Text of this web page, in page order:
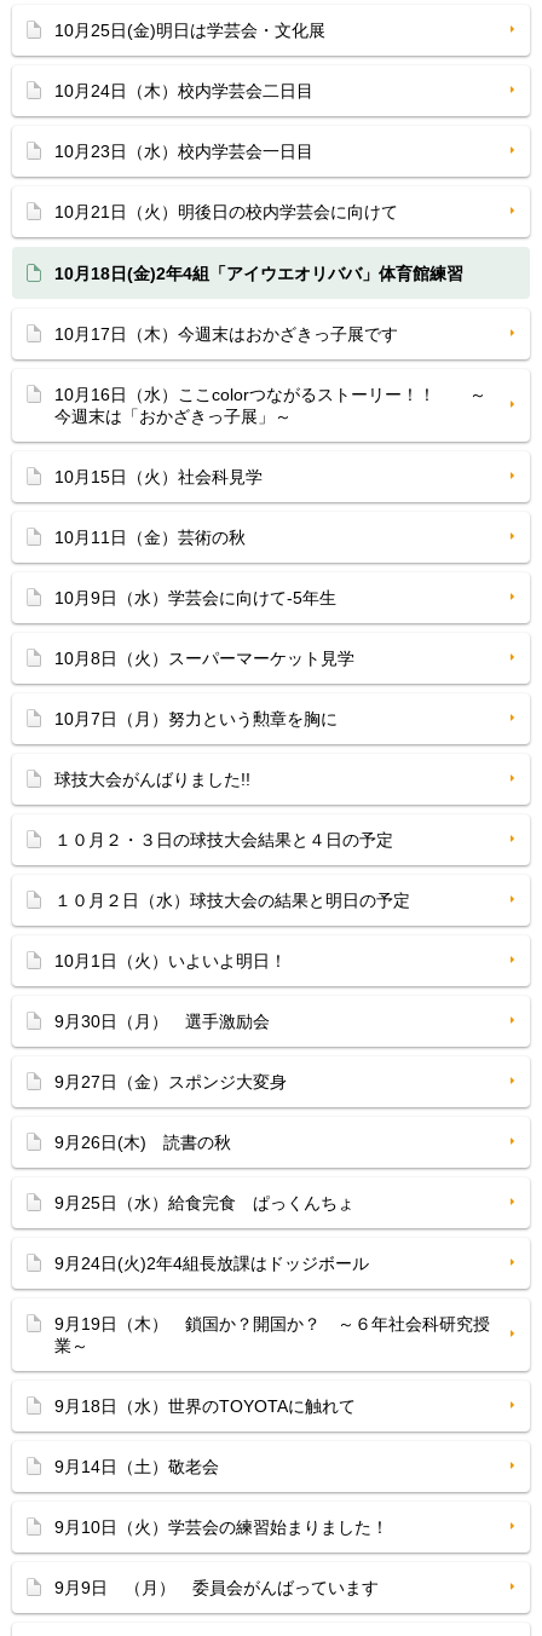
10月25日(金)明日は学芸会・文化展
10月24日（木）校内学芸会二日目
10月23日（水）校内学芸会一日目
10月21日（火）明後日の校内学芸会に向けて
10月18日(金)2年4組「アイウエオリババ」体育館練習
10月17日（木）今週末はおかざきっ子展です
10月16日（水）ここcolorつながるストーリー！！ ～
今週末は「おかざきっ子展」～
10月15日（火）社会科見学
10月11日（金）芸術の秋
10月9日（水）学芸会に向けて-5年生
10月8日（火）スーパーマーケット見学
10月7日（月）努力という勲章を胸に
球技大会がんばりました!!
１０月２・３日の球技大会結果と４日の予定
１０月２日（水）球技大会の結果と明日の予定
10月1日（火）いよいよ明日！
9月30日（月） 選手激励会
9月27日（金）スポンジ大変身
9月26日(木) 読書の秋
9月25日（水）給食完食 ぱっくんちょ
9月24日(火)2年4組長放課はドッジボール
9月19日（木） 鎖国か？開国か？ ～６年社会科研究授
業～
9月18日（水）世界のTOYOTAに触れて
9月14日（土）敬老会
9月10日（火）学芸会の練習始まりました！
9月9日 （月） 委員会がんばっています